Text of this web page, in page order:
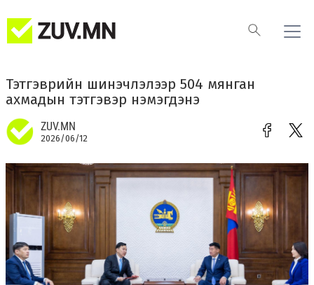
Тэтгэврийн шинэчлэлээр 504 мянган
ахмадын тэтгэвэр нэмэгдэнэ
ZUV.MN
2026/06/12